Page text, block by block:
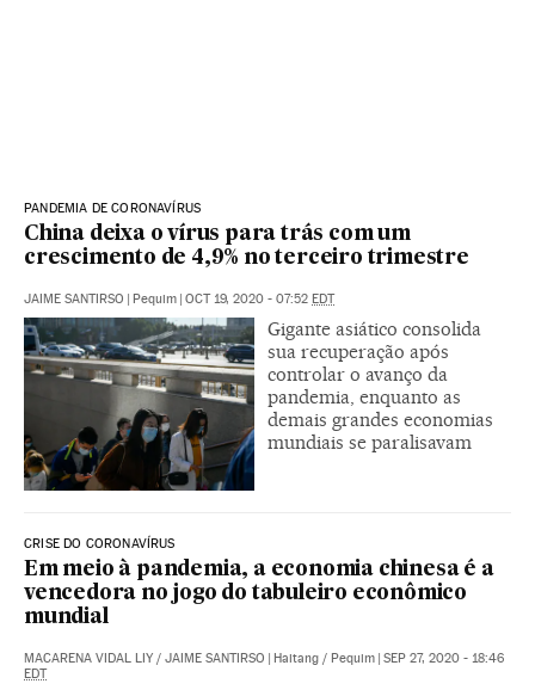
PANDEMIA DE CORONAVÍRUS
China deixa o vírus para trás com um
crescimento de 4,9% no terceiro trimestre
JAIME SANTIRSO | Pequim | OCT 19, 2020 - 07:52 EDT
Gigante asiático consolida
sua recuperação após
controlar o avanço da
pandemia, enquanto as
demais grandes economias
mundiais se paralisavam
CRISE DO CORONAVÍRUS
Em meio à pandemia, a economia chinesa é a
vencedora no jogo do tabuleiro econômico
mundial
MACARENA VIDAL LIY / JAIME SANTIRSO | Haitang / Pequim | SEP 27, 2020 - 18:46
EDT